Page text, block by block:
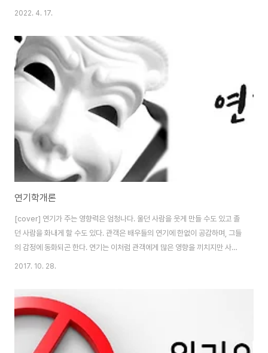
Briggs Myers)가 스위스의 정신분석학자인 카를 융(Carl Jung)의 심리 유
(Extraversion)와 내향성(Introversion), 감각형(Sensing)과 직관형
(iNtuition), 사고형(Thinking)과 감정형(Feeling), 판단형(Judging)과 인
식형(Perceiving)의 네 가지 지표에 따라 총 16가지 유형으로 성격이 나누어
진다. 심리학에서는..
2022. 4. 17.
연기학개론
[cover] 연기가 주는 영향력은 엄청나다. 울던 사람을 웃게 만들 수도 있고 졸
던 사람을 화내게 할 수도 있다. 관객은 배우들의 연기에 한없이 공감하며, 그들
의 감정에 동화되곤 한다. 연기는 이처럼 관객에게 많은 영향을 끼치지만 사실
연기로부터 제일 큰 영향을 받는 존재는 연기자다. 드라마나 영화에서 봤던 배
실제 성격의 차이는 흔히 찾아볼 수 있는 현상이다. 언론이 배우들의 연출된 이
미지를 선전하는 작업에 합류하지 않았다면 한국 연예계 역시 할리우드 못지않
게 드라마틱한 세계가 되었을 것이다. 이처럼 연기는 멀쩡한 사람을 미치게 하
고 미친 사람을 정상..
2017. 10. 28.